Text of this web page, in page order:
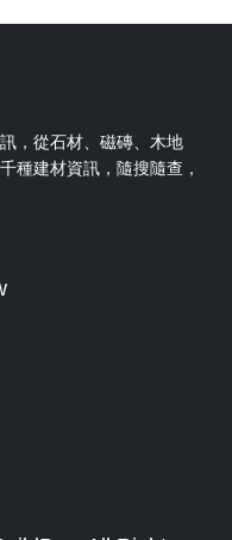
，從石材、磁磚、木地
種建材資訊，隨搜隨查，